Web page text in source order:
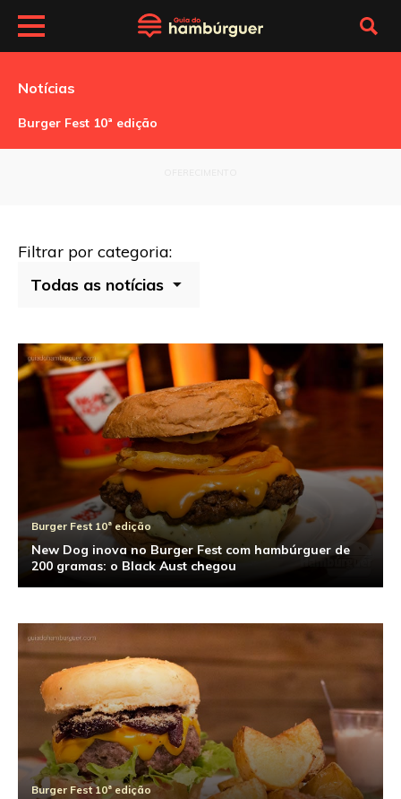
Notícias
Burger Fest 10ª edição
Filtrar por categoria:
Burger Fest 10ª edição
New Dog inova no Burger Fest com hambúrguer de
200 gramas: o Black Aust chegou
Burger Fest 10ª edição